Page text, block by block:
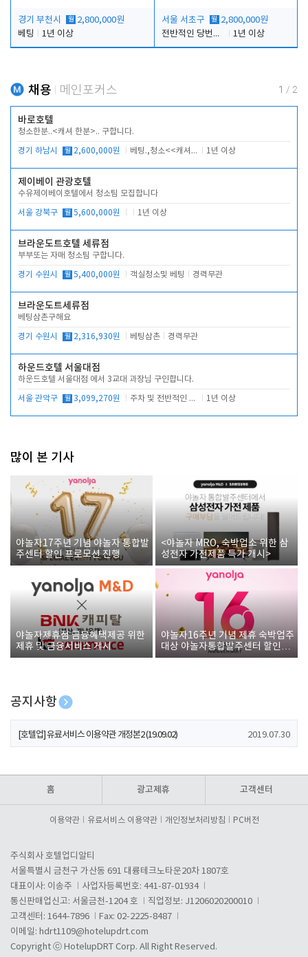
경기 부천시 월 2,800,000원
베팅
1년 이상
서울 서초구 월 2,800,000원
전반적인 당번업무
1년 이상
채용 메인포커스 1 / 2
바로호텔
청소한분..<캐셔 한분>.. 구합니다.
경기 하남시 월 2,600,000원 베팅.,청소<<캐셔 모셔봅니다. 1년 이상
제이베이 관광호텔
수유제이베이호텔에서 청소팀 모집합니다
서울 강북구 월 5,600,000원 1년 이상
브라운도트호텔 세류점
부부또는 자매 청소팀 구합니다.
경기 수원시 월 5,400,000원 객실청소및 베팅 경력무관
브라운도트세류점
베팅삼촌구해요
경기 수원시 월 2,316,930원 베팅삼촌 경력무관
하운드호텔 서울대점
하운드호텔 서울대점 에서 3교대 과장님 구인합니다.
서울 관악구 월 3,099,270원 주차 및 전반적인 당번업무 1년 이상
많이 본 기사
야놀자17주년 기념 야놀자 통합발
주센터 할인 프로모션 진행
<야놀자 MRO, 숙박업소 위한 삼
성전자 가전제품 특가 개시>
야놀자제휴점 금융혜택제공 위한
제휴 및 금융서비스 게시
야놀자16주년 기념 제휴 숙박업주
대상 야놀자통합발주센터 할인쿠
폰 증정
공지사항
[호텔업] 개인정보 처리방침 개정본1 (19.09.02)
[호텔업] 유료서비스 이용약관 개정본2 (19.09.02) 2019.07.30
홈 광고제휴 고객센터
이용약관 유료서비스 이용약관 개인정보처리방침 PC버전
주식회사 호텔업디알티
서울특별시 금천구 가산동 691 대륭테크노타운20차 1807호
대표이사: 이송주
사업자등록번호: 441-87-01934
통신판매업신고: 서울금천-1204 호
직업정보: J1206020200010
고객센터: 1644-7896
Fax: 02-2225-8487
이메일: hdrt1109@hotelupdrt.com
Copyright ⓒ HotelupDRT Corp. All Right Reserved.